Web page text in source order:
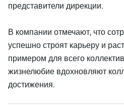
представители дирекции.
В компании отмечают, что
успешно строят карьеру и
примером для всего
жизнелюбие вдохновляют
достижения.